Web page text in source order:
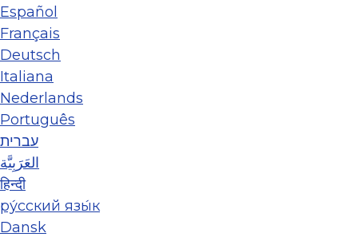
Español
Français
Deutsch
Italiana
Nederlands
Português
עברית
العَرَبِيَّة
हिन्दी
ру́сский язы́к
Dansk